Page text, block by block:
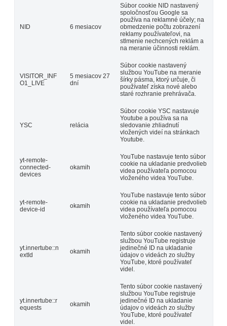
NID 6 mesiacov
Súbor cookie NID nastavený
spoločnosťou Google sa
používa na reklamné účely; na
obmedzenie počtu zobrazení
reklamy používateľovi, na
stlmenie nechcených reklám a
na meranie účinnosti reklám.
VISITOR_INF
O1_LIVE
5 mesiacov 27
dní
Súbor cookie nastavený
službou YouTube na meranie
šírky pásma, ktorý určuje, či
používateľ získa nové alebo
staré rozhranie prehrávača.
YSC relácia
Súbor cookie YSC nastavuje
Youtube a používa sa na
sledovanie zhliadnutí
vložených videí na stránkach
Youtube.
yt-remote-
connected-
devices
okamih
YouTube nastavuje tento súbor
cookie na ukladanie predvolieb
videa používateľa pomocou
vloženého videa YouTube.
yt-remote-
device-id
okamih
YouTube nastavuje tento súbor
cookie na ukladanie predvolieb
videa používateľa pomocou
vloženého videa YouTube.
yt.innertube::n
extId
okamih
Tento súbor cookie nastavený
službou YouTube registruje
jedinečné ID na ukladanie
údajov o videách zo služby
YouTube, ktoré používateľ
videl.
yt.innertube::r
equests
okamih
Tento súbor cookie nastavený
službou YouTube registruje
jedinečné ID na ukladanie
údajov o videách zo služby
YouTube, ktoré používateľ
videl.